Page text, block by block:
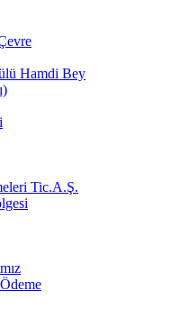
Hamdi Bey
Tic.A.Ş.